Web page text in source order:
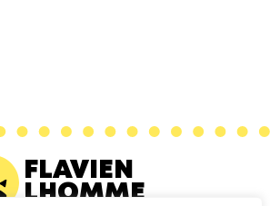
FLAVIEN
LHOMME